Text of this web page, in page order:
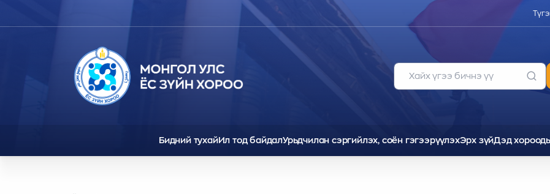
Бидний тухайИл тод байдалУрьдчилан сэргийлэх, соён гэгээрүүлэхЭрх зүйДэд